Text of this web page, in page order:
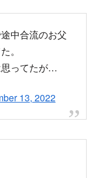
13, 2022
13, 2022